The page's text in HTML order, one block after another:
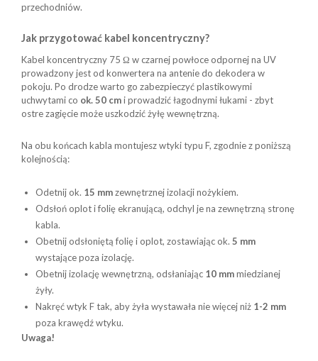
przechodniów.
Jak przygotować kabel koncentryczny?
Kabel koncentryczny 75 Ω w czarnej powłoce odpornej na UV
prowadzony jest od konwertera na antenie do dekodera w
pokoju. Po drodze warto go zabezpieczyć plastikowymi
uchwytami co ok. 50 cmi prowadzić łagodnymi łukami - zbyt
ostre zagięcie może uszkodzić żyłę wewnętrzną.
Na obu końcach kabla montujesz wtyki typu F, zgodnie z poniższą
kolejnością:
Odetnij ok. 15 mmzewnętrznej izolacji nożykiem.
Odsłoń oplot i folię ekranującą, odchyl je na zewnętrzną stronę
kabla.
Obetnij odsłoniętą folię i oplot, zostawiając ok. 5 mm
wystające poza izolację.
Obetnij izolację wewnętrzną, odsłaniając 10 mmmiedzianej
żyły.
Nakręć wtyk F tak, aby żyła wystawała nie więcej niż 1-2 mm
poza krawędź wtyku.
Uwaga!